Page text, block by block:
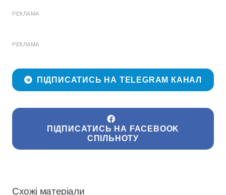
РЕКЛАМА
РЕКЛАМА
ПІДПИСАТИСЬ НА TELEGRAM КАНАЛ
ПІДПИСАТИСЬ НА FACEBOOK
СПІЛЬНОТУ
Схожі матеріали